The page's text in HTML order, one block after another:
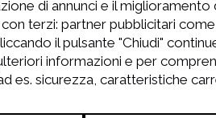
la viande à 180° et
di annunci e il
terzi: partner pubblicitari
il pulsante "Chiudi"
informazioni e per
es. sicurezza, caratteristiche